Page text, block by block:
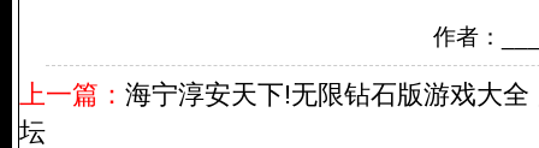
作者：
上一篇： 海宁淳安天下!无限钻石版游戏大
坛